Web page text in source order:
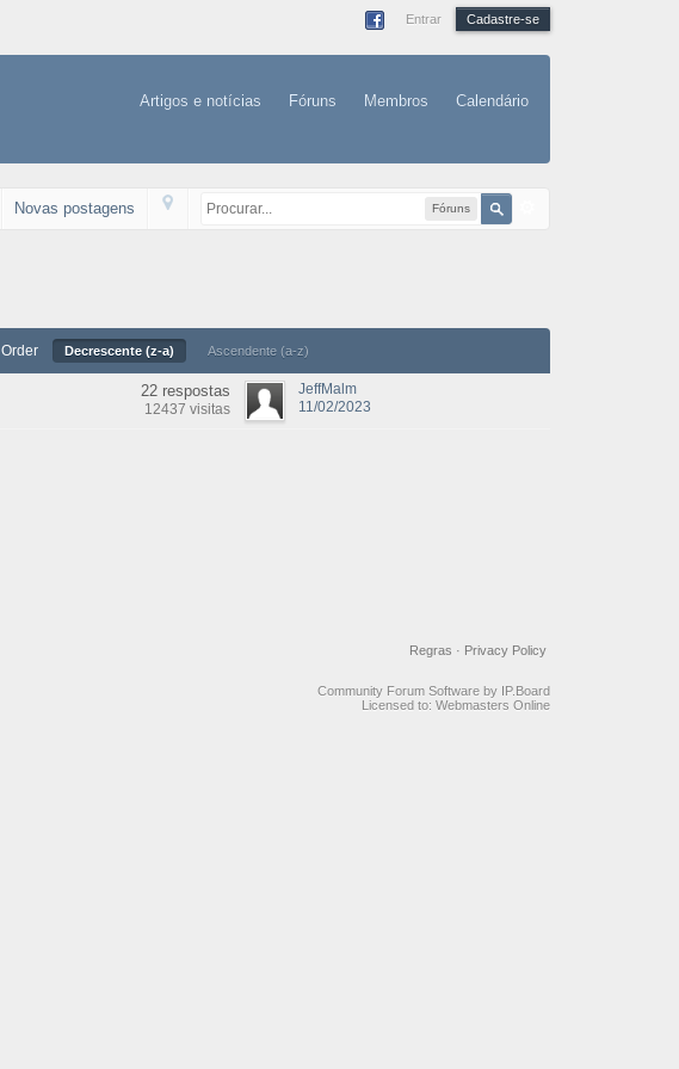
Entrar Cadastre-se
Artigos e notícias Fóruns Membros Calendário
Fóruns
Novas postagens
Order Decrescente (z-a) Ascendente (a-z)
22 respostas
12437 visitas
JeffMalm
11/02/2023
Privacy Policy
Regras ·
Community Forum Software by IP.Board
Licensed to: Webmasters Online